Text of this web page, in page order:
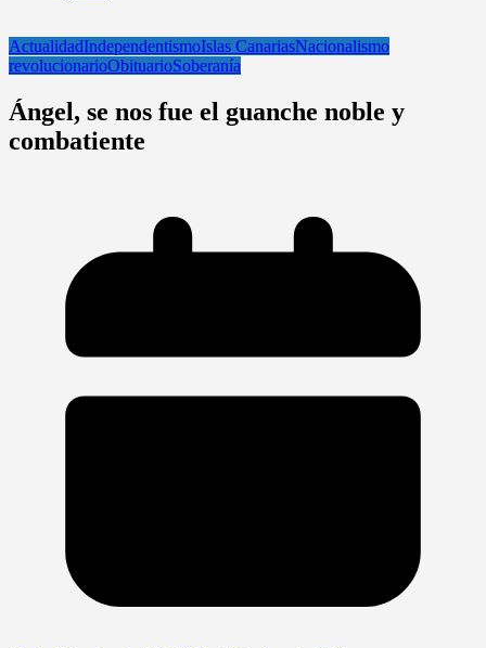
ActualidadIndependentismoIslas CanariasNacionalismo
revolucionarioObituarioSoberanía
Ángel, se nos fue el guanche noble y
combatiente